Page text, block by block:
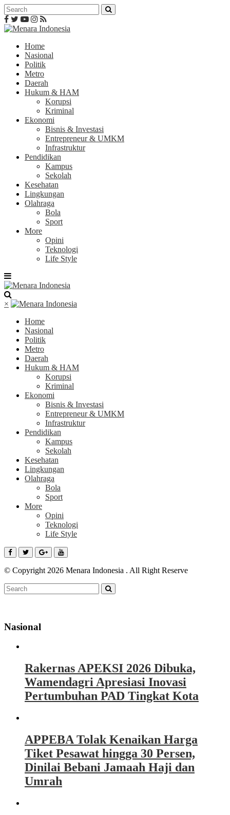
Home
Nasional
Politik
Metro
Daerah
Hukum & HAM
Korupsi
Kriminal
Ekonomi
Bisnis & Investasi
Entrepreneur & UMKM
Infrastruktur
Pendidikan
Kampus
Sekolah
Kesehatan
Lingkungan
Olahraga
Bola
Sport
More
Opini
Teknologi
Life Style
×
Home
Nasional
Politik
Metro
Daerah
Hukum & HAM
Korupsi
Kriminal
Ekonomi
Bisnis & Investasi
Entrepreneur & UMKM
Infrastruktur
Pendidikan
Kampus
Sekolah
Kesehatan
Lingkungan
Olahraga
Bola
Sport
More
Opini
Teknologi
Life Style
© Copyright 2026 Menara Indonesia . All Right Reserve
Nasional
Rakernas APEKSI 2026 Dibuka,
Wamendagri Apresiasi Inovasi
Pertumbuhan PAD Tingkat Kota
APPEBA Tolak Kenaikan Harga
Tiket Pesawat hingga 30 Persen,
Dinilai Bebani Jamaah Haji dan
Umrah